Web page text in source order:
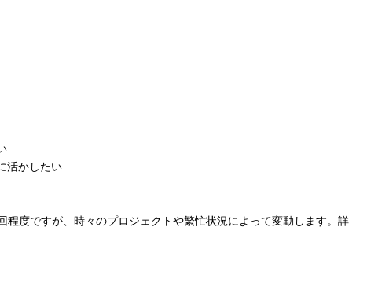
活かしたい
程度ですが、時々のプロジェクトや繁忙状況によって変動します。詳